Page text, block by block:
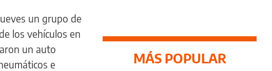
un grupo de
los vehículos en
un auto
e
MÁS POPULAR